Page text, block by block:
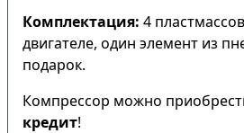
Комплектация: 4
двигателе, один элемент из
подарок.
Компрессор можно
кредит!